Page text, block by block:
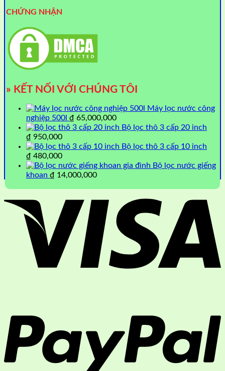
CHỨNG NHẬN
» KẾT NỐI VỚI CHÚNG TÔI
Máy lọc nước công
nghiệp 500l ₫ 65,000,000
Bộ lọc thô 3 cấp 20 inch
₫ 950,000
Bộ lọc thô 3 cấp 10 inch
₫ 480,000
Bộ lọc nước giếng
khoan ₫ 14,000,000